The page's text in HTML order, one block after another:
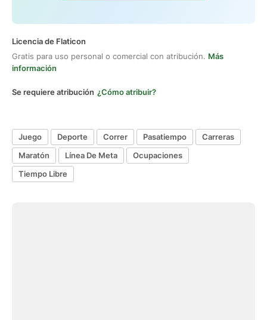
Licencia de Flaticon
Gratis para uso personal o comercial con atribución. Más
información
Se requiere atribución ¿Cómo atribuir?
Juego Deporte Correr Pasatiempo
Carreras
Maratón
Línea De Meta
Ocupaciones
Tiempo Libre